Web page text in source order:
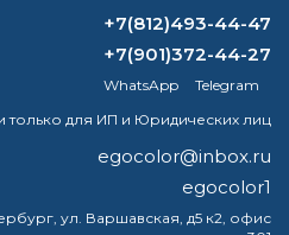
ОТВЕТ
ярлисоат
+7(812)493-44-47
+7(901)372-44-27
WhatsApp
Telegram
только для ИП и Юридических лиц
egocolor@inbox.ru
egocolor1
ул. Варшавская, д5 к2, офис